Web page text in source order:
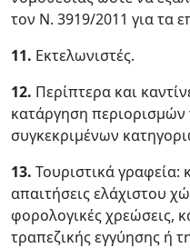
τον Ν. 3919/2011 για τα
11. Εκτελωνιστές.
12. Περίπτερα και
κατάργηση περιορισμών
συγκεκριμένων
13. Τουριστικά γραφεία:
απαιτήσεις ελάχιστου
φορολογικές χρεώσεις,
τραπεζικής εγγύησης ή